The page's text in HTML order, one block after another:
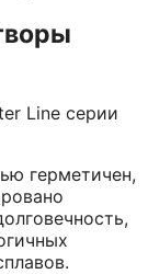
герметичен,